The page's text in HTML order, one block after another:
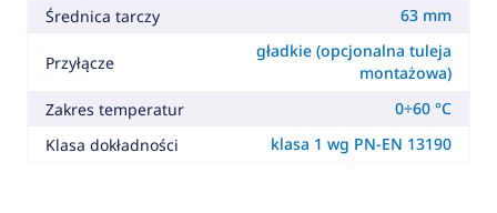
Średnica tarczy 63 mm
Przyłącze
gładkie (opcjonalna tuleja
montażowa)
Zakres temperatur
0÷60 °C
Klasa dokładności
klasa 1 wg PN-EN 13190